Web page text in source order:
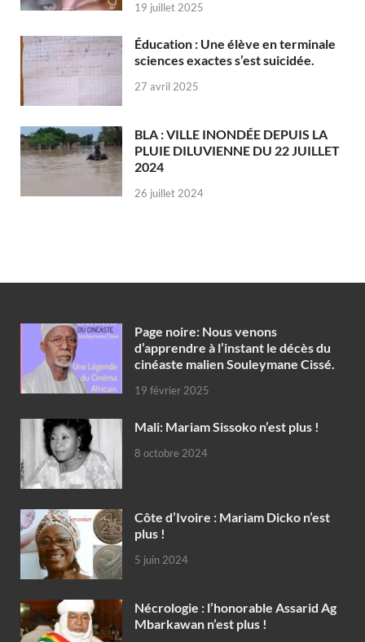
19 juillet 2025
Éducation : Une élève en terminale
sciences exactes s’est suicidée.
27 avril 2025
BLA : VILLE INONDÉE DEPUIS LA
PLUIE DILUVIENNE DU 22 JUILLET
2024
26 juillet 2024
Page noire: Nous venons
d’apprendre à l’instant le décès du
cinéaste malien Souleymane Cissé.
19 février 2025
Mali: Mariam Sissoko n’est plus !
8 octobre 2024
Côte d’Ivoire : Mariam Dicko n’est
plus !
5 juin 2024
Nécrologie : l’honorable Assarid Ag
Mbarkawan n’est plus !